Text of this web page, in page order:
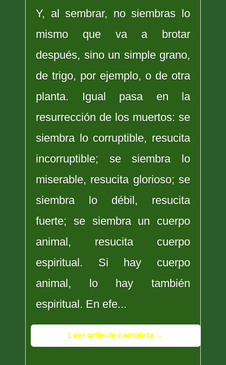
Y, al sembrar, no siembras lo
mismo que va a brotar
después, sino un simple grano,
de trigo, por ejemplo, o de otra
planta. Igual pasa en la
resurrección de los muertos: se
siembra lo corruptible, resucita
incorruptible; se siembra lo
miserable, resucita glorioso; se
siembra lo débil, resucita
fuerte; se siembra un cuerpo
animal, resucita cuerpo
espiritual. Si hay cuerpo
animal, lo hay también
espiritual. En efe...
Leer artículo completo →